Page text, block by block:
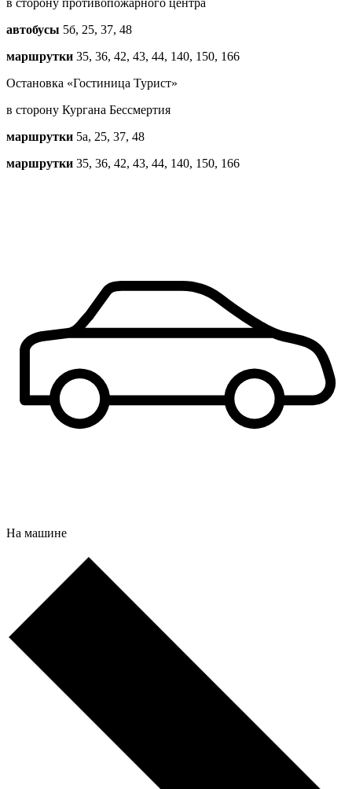
автобусы 5б, 25, 37, 48
маршрутки 35, 36, 42, 43, 44, 140, 150, 166
Остановка «Гостиница Турист»
в сторону Кургана Бессмертия
маршрутки 5a, 25, 37, 48
маршрутки 35, 36, 42, 43, 44, 140, 150, 166
На машине